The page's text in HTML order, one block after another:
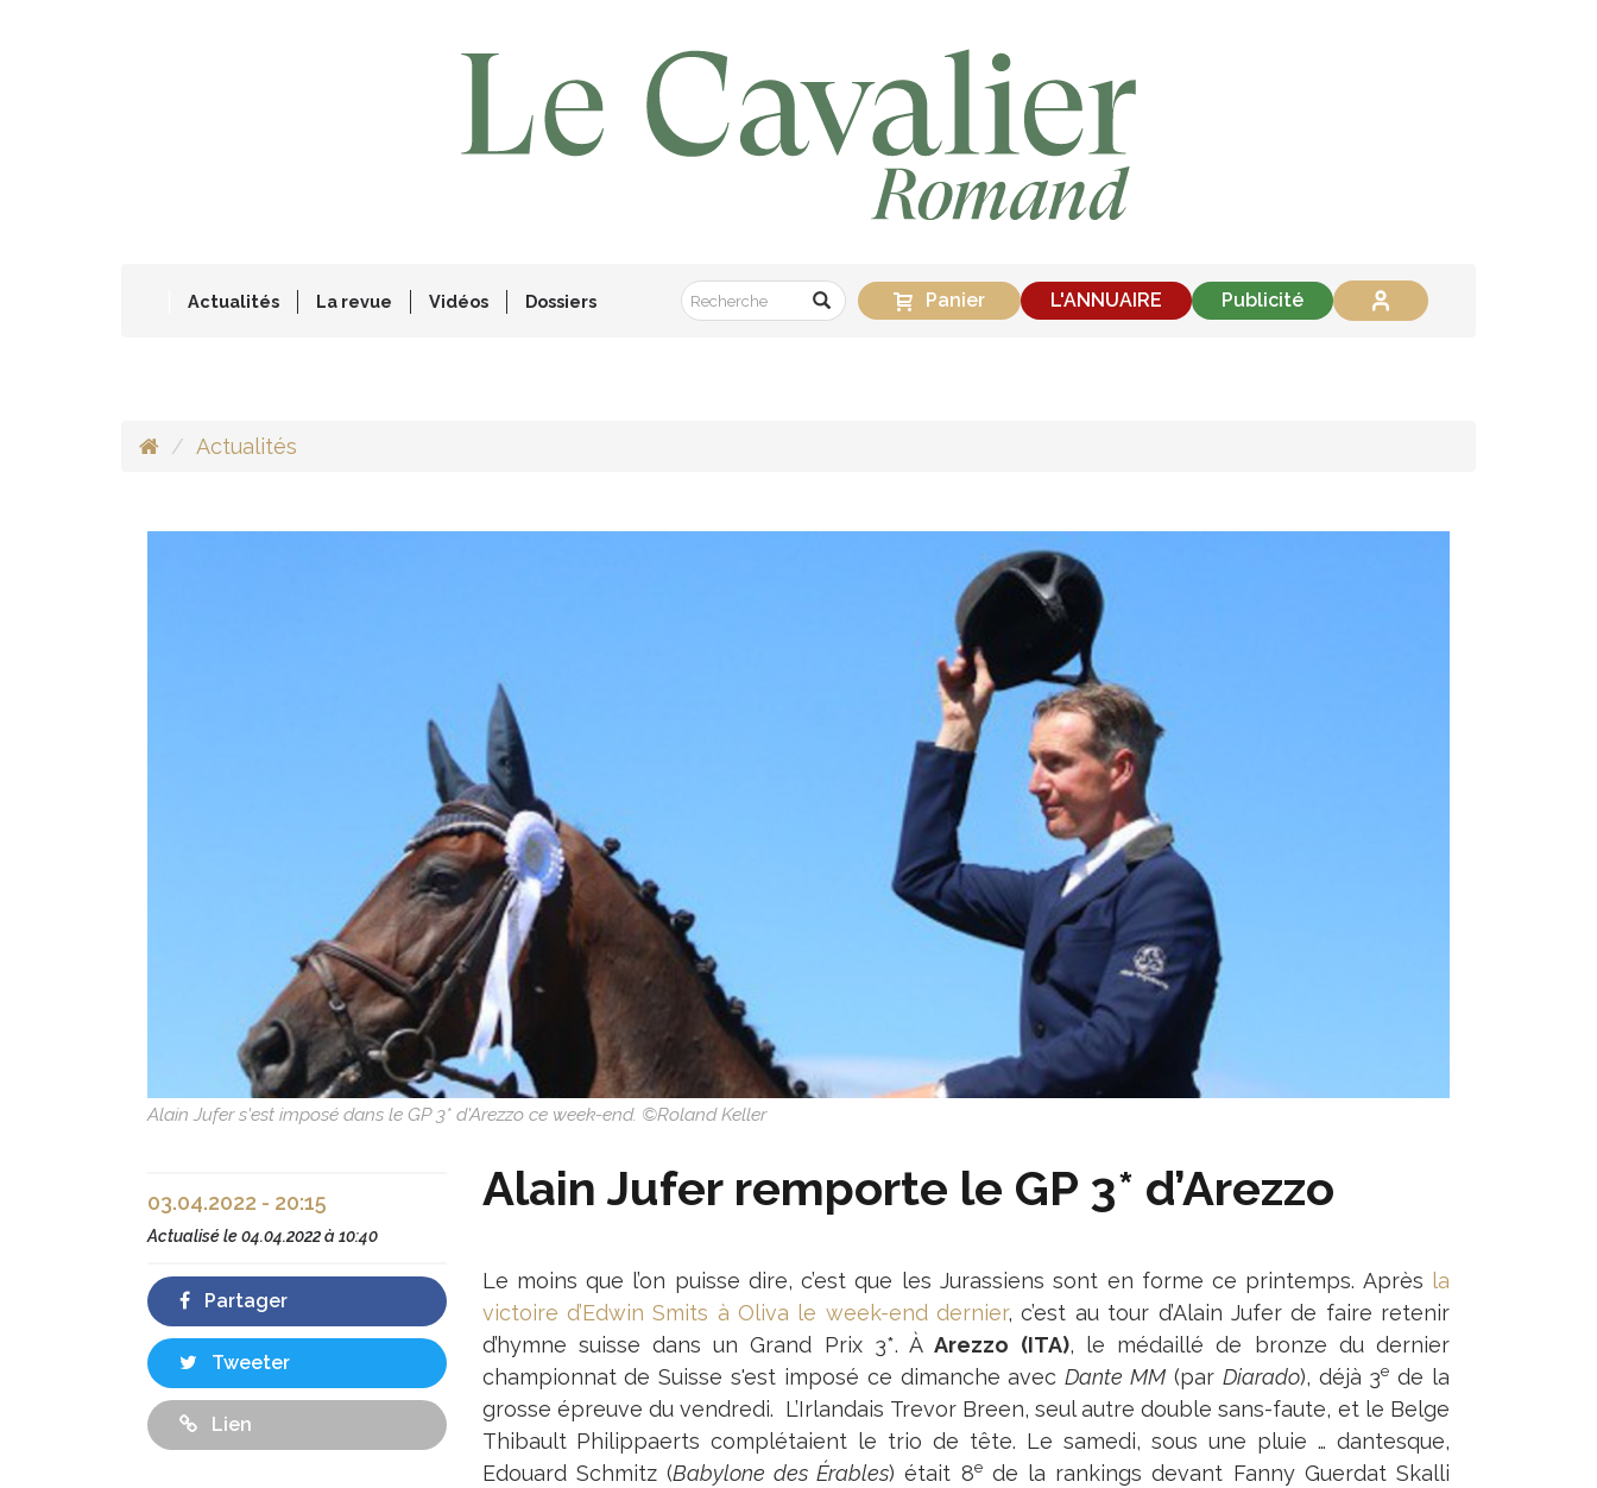
Actualités La revue Vidéos Dossiers Panier L'ANNUAIRE Publicité
Actualités
Alain Jufer s'est imposé dans le GP 3* d'Arezzo ce week-end. ©Roland Keller
Alain Jufer remporte le GP 3* d’Arezzo
Le moins que l’on puisse dire, c’est que les Jurassiens sont en forme ce printemps. Après la
victoire d’Edwin Smits à Oliva le week-end dernier, c’est au tour d’Alain Jufer de faire retenir
d’hymne suisse dans un Grand Prix 3*. ÀArezzo (ITA), le médaillé de bronze du dernier
championnat de Suisse s'est imposé ce dimanche avecDante MM (par Diarado), déjà 3e de la
grosse épreuve du vendredi. L’Irlandais Trevor Breen, seul autre double sans-faute, et le Belge
Thibault Philippaerts complétaient le trio de tête. Le samedi, sous une pluie … dantesque,
Edouard Schmitz (Babylone des Érables) était 8ede la rankings devant Fanny Guerdat Skalli
03.04.2022 - 20:15
Actualisé le04.04.2022 à 10:40
Partager
Tweeter
Lien